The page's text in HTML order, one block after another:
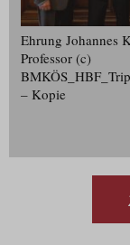
Ehrung Johannes
Professor (c)
– Kopie